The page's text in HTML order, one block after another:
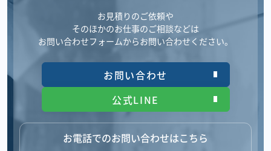
お見積りのご依頼や
そのほかのお仕事のご相談などは
お問い合わせフォームからお問い合わせください。
お問い合わせ
公式LINE
お電話でのお問い合わせはこちら